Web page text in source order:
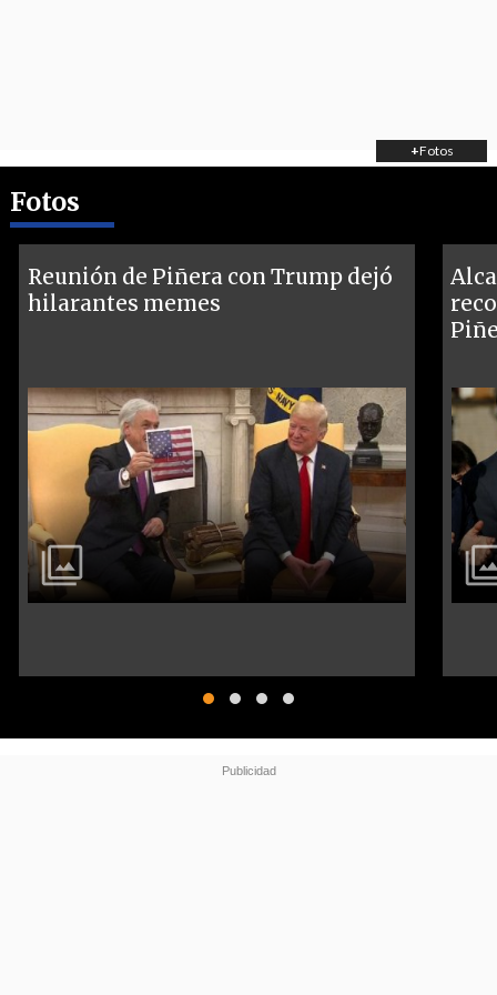
Fotos
+Fotos
Reunión de Piñera con Trump dejó
hilarantes memes